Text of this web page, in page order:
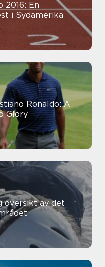
2016: En
i Sydamerika
Ronaldo: A
Glory
översikt av det